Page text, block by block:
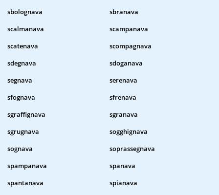
sbolognava
sbranava
scalmanava
scampanava
scatenava
scompagnava
sdegnava
sdoganava
segnava
serenava
sfognava
sfrenava
sgraffignava
sgranava
sgrugnava
sogghignava
sognava
soprassegnava
spampanava
spanava
spantanava
spianava